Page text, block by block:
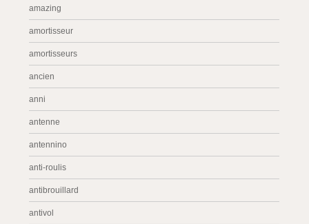
amazing
amortisseur
amortisseurs
ancien
anni
antenne
antennino
anti-roulis
antibrouillard
antivol